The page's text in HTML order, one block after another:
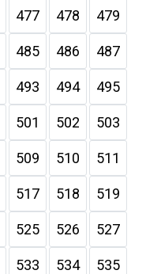
477 478 479
485 486 487
493 494 495
501 502 503
509 510 511
517 518 519
525 526 527
533 534 535